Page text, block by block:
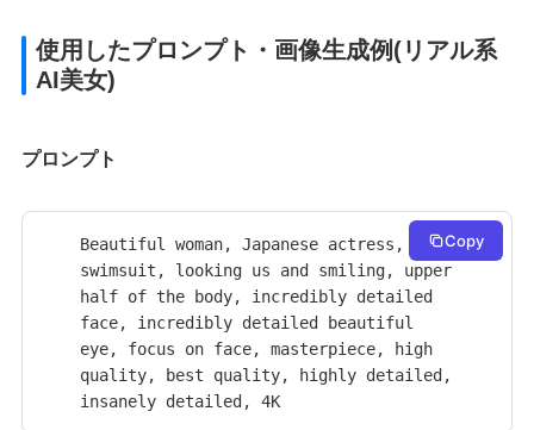
使用したプロンプト・画像生成例(リアル系
AI美女)
プロンプト
Beautiful woman, Japanese actress,
swimsuit, looking us and smiling, upper
half of the body, incredibly detailed
face, incredibly detailed beautiful
eye, focus on face, masterpiece, high
quality, best quality, highly detailed,
insanely detailed, 4K
Copy